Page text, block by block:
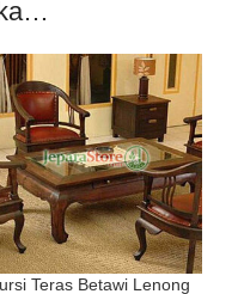
Teras Betawi Lenong